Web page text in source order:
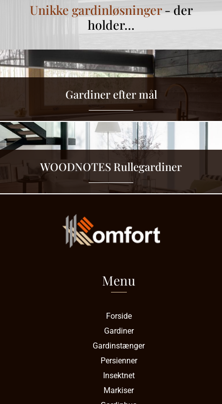
Unikke gardinløsninger- der
holder…
Gardiner efter mål
WOODNOTES Rullegardiner
Menu
Forside
Gardiner
Gardinstænger
Persienner
Insektnet
Markiser